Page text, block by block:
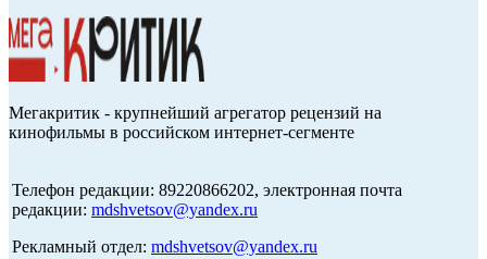
Мегакритик - крупнейший агрегатор рецензий на
кинофильмы в российском интернет-сегменте
Телефон редакции: 89220866202, электронная почта
редакции: mdshvetsov@yandex.ru
Рекламный отдел: mdshvetsov@yandex.ru